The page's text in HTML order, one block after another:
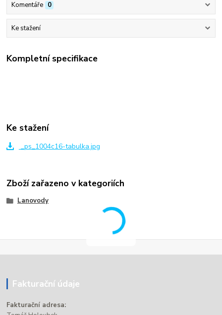
Komentáře 0
Ke stažení
Kompletní specifikace
Ke stažení
_ps_1004c16-tabulka.jpg
Zboží zařazeno v kategoriích
Lanovody
Fakturační údaje
Fakturační adresa: